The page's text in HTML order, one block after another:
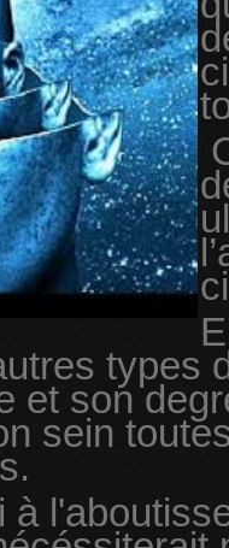
types
et son
sein
à